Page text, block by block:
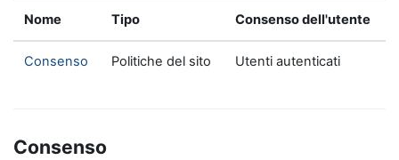
Nome Tipo Consenso dell'utente
Consenso Politiche del sito Utenti autenticati
Consenso